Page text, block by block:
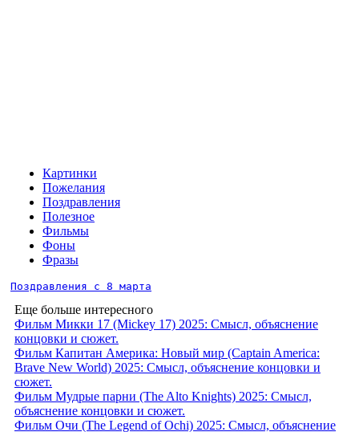
Картинки
Пожелания
Поздравления
Полезное
Фильмы
Фоны
Фразы
Поздравления с 8 марта
Еще больше интересного
Фильм Микки 17 (Mickey 17) 2025: Смысл, объяснение
концовки и сюжет.
Фильм Капитан Америка: Новый мир (Captain America:
Brave New World) 2025: Смысл, объяснение концовки и
сюжет.
Фильм Мудрые парни (The Alto Knights) 2025: Смысл,
объяснение концовки и сюжет.
Фильм Очи (The Legend of Ochi) 2025: Смысл, объяснение